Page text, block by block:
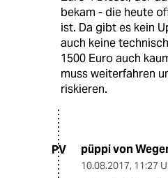
bekam - die heute
ist. Da gibt es kein
auch keine
1500 Euro auch
muss weiterfahren
riskieren.
PV püppi von
10.08.2017, 11:27